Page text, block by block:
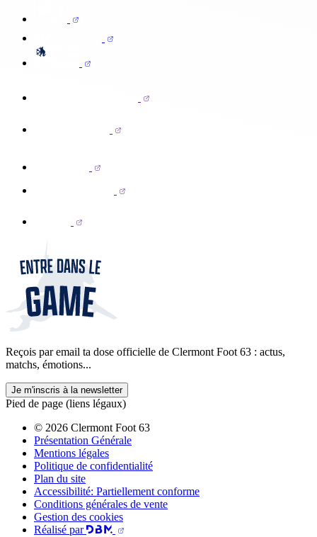
Reçois par email ta dose officielle de Clermont Foot 63 : actus,
matchs, émotions...
Je m'inscris à la newsletter
Pied de page (liens légaux)
© 2026 Clermont Foot 63
Présentation Générale
Mentions légales
Politique de confidentialité
Plan du site
Accessibilité: Partiellement conforme
Conditions générales de vente
Gestion des cookies
Réalisé par